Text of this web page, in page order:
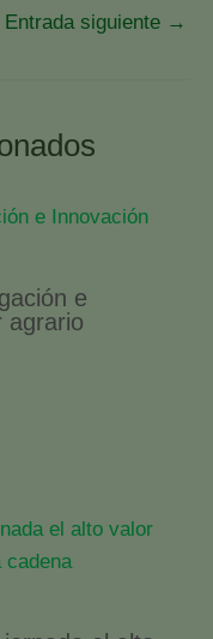
Entrada siguiente →
e
agrario